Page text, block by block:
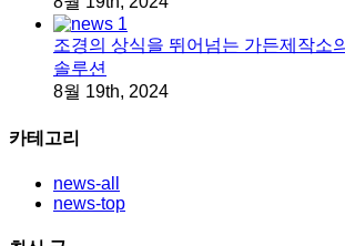
조경의 상식을 뛰어넘는 가든제작소
솔루션
8월 19th, 2024
카테고리
news-all
news-top